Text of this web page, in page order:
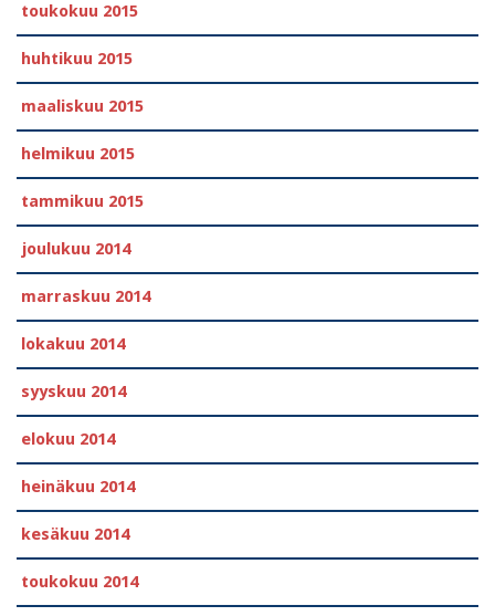
toukokuu 2015
huhtikuu 2015
maaliskuu 2015
helmikuu 2015
tammikuu 2015
joulukuu 2014
marraskuu 2014
lokakuu 2014
syyskuu 2014
elokuu 2014
heinäkuu 2014
kesäkuu 2014
toukokuu 2014